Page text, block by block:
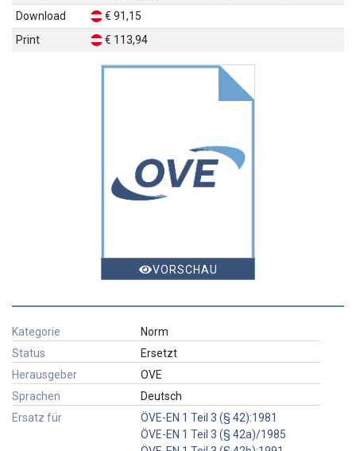
VORSCHAU
Download
€ 91,15
Print
€ 113,94
Kategorie
Norm
Status
Ersetzt
Herausgeber
OVE
Sprachen
Deutsch
Ersatz für
ÖVE-EN 1 Teil 3 (§ 42):1981
ÖVE-EN 1 Teil 3 (§ 42a)/1985